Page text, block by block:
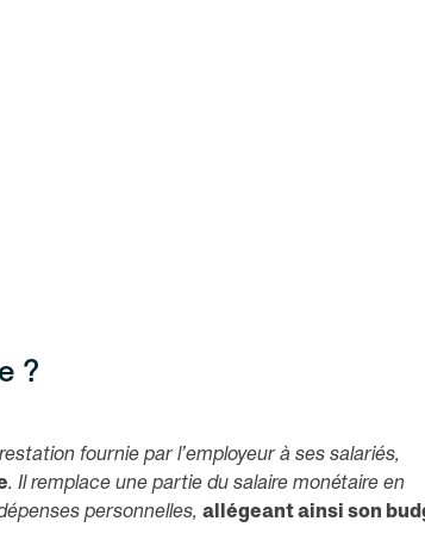
?
fournie par l’employeur à ses salariés,
. Il remplace une partie du salaire monétaire en
personnelles, allégeant ainsi son